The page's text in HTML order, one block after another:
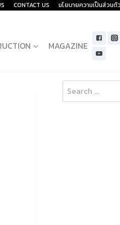
CONTACT US นโยบายความเป็นส่วนตัว
MAGAZINE
Search
for: